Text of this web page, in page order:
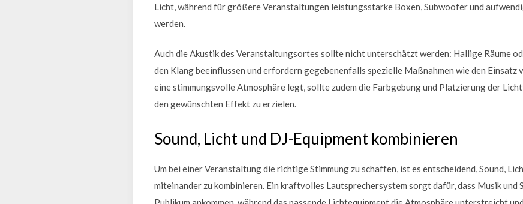
Licht, während für größere Veranstaltungen leistungsstarke Boxen, Subwoofer und
werden.
Auch die Akustik des Veranstaltungsortes sollte nicht unterschätzt werden: Hallige Räume
den Klang beeinflussen und erfordern gegebenenfalls spezielle Maßnahmen wie den
eine stimmungsvolle Atmosphäre legt, sollte zudem die Farbgebung und Platzierung der
den gewünschten Effekt zu erzielen.
Sound, Licht und DJ-Equipment kombinieren
Um bei einer Veranstaltung die richtige Stimmung zu schaffen, ist es entscheidend, Sound,
miteinander zu kombinieren. Ein kraftvolles Lautsprechersystem sorgt dafür, dass Musik und